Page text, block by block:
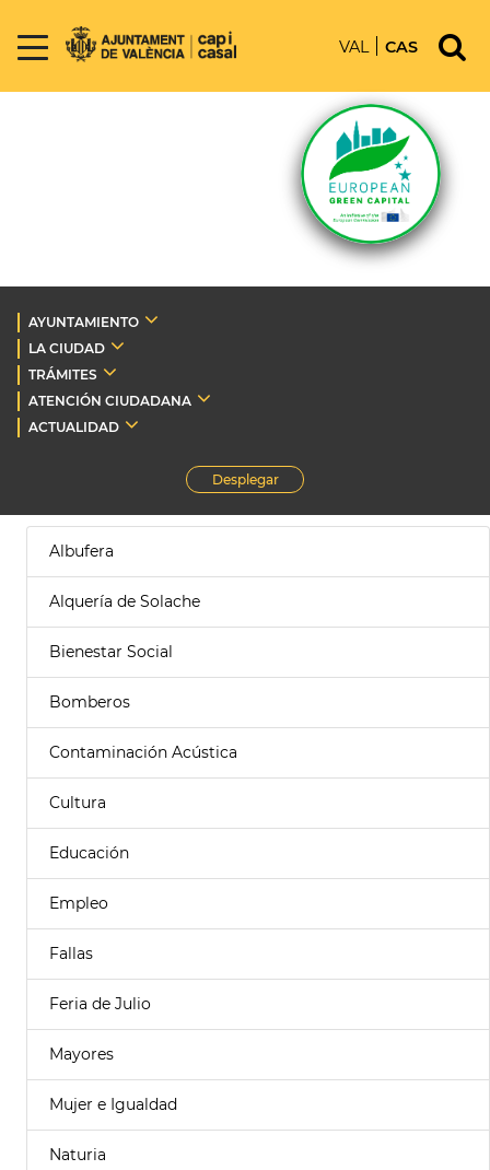
VAL CAS
AYUNTAMIENTO
LA CIUDAD
TRÁMITES
ATENCIÓN CIUDADANA
ACTUALIDAD
Desplegar
Albufera
Alquería de Solache
Bienestar Social
Bomberos
Contaminación Acústica
Cultura
Educación
Empleo
Fallas
Feria de Julio
Mayores
Mujer e Igualdad
Naturia